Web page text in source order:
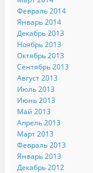
Февраль 2014
Январь 2014
Декабрь 2013
Ноябрь 2013
Октябрь 2013
Сентябрь 2013
Август 2013
Июль 2013
Июнь 2013
Май 2013
Апрель 2013
Март 2013
Февраль 2013
Январь 2013
Декабрь 2012